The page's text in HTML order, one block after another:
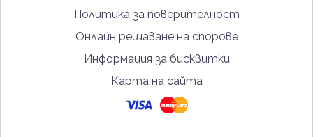
Политика за поверителност
Онлайн решаване на спорове
Информация за бисквитки
Карта на сайта